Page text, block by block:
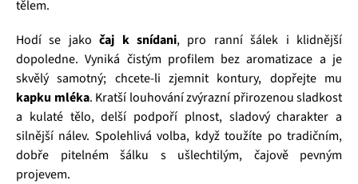
tělem.
Hodí se jakočaj k snídani, pro ranní šálek i klidnější
dopoledne. Vyniká čistým profilem bez aromatizace a je
skvělý samotný; chcete‑li zjemnit kontury, dopřejte mu
kapku mléka. Kratší louhování zvýrazní přirozenou sladkost
a kulaté tělo, delší podpoří plnost, sladový charakter a
silnější nálev. Spolehlivá volba, když toužíte po tradičním,
dobře pitelném šálku s ušlechtilým, čajově pevným
projevem.